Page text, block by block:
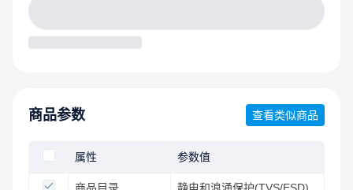
商品参数 查看类似商品
属性 参数值